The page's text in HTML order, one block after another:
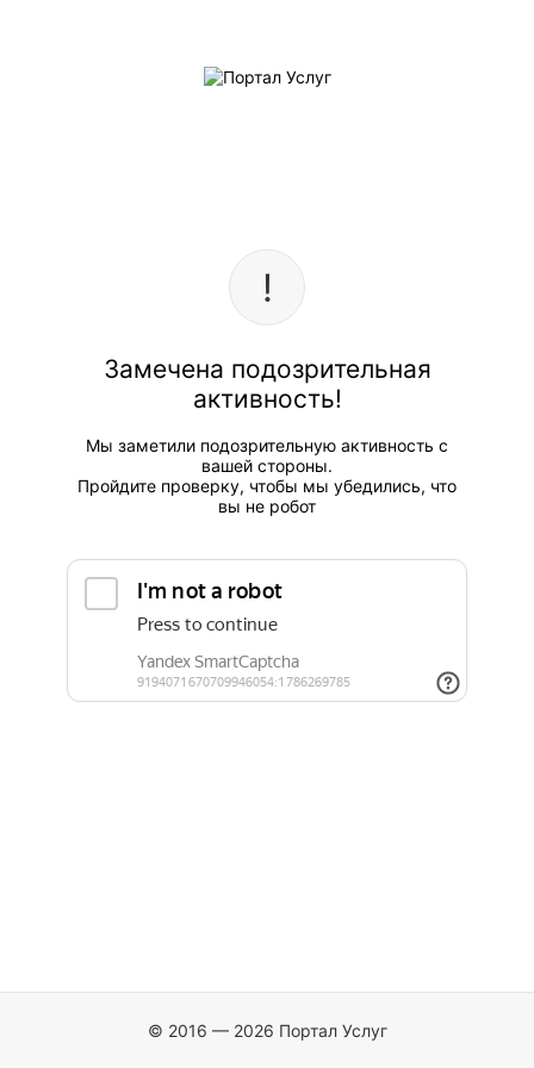
Замечена подозрительная
активность!
Мы заметили подозрительную активность с
вашей стороны.
Пройдите проверку, чтобы мы убедились, что
вы не робот
© 2016 — 2026 Портал Услуг